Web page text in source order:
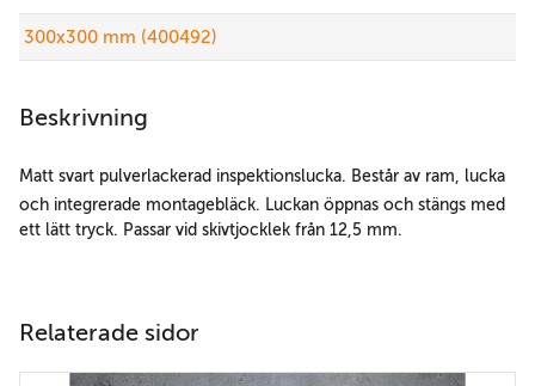
300x300 mm (400492)
Beskrivning
Matt svart pulverlackerad inspektionslucka. Består av ram, lucka
och integrerade montagebläck. Luckan öppnas och stängs med
ett lätt tryck. Passar vid skivtjocklek från 12,5 mm.
Relaterade sidor